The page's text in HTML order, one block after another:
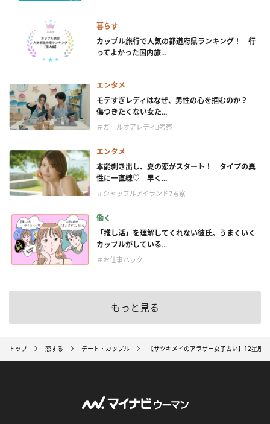
暮らす
カップル旅行で人気の都道府県ランキング！ 行
ってよかった国内旅...
エンタメ
モテすぎレディはなぜ、男性の心を掴むのか？
傷つきたくない女た...
＃ガールオアレディ3考察
エンタメ
本能剥き出し、夏の恋がスタート！ タイプの異
性に一直線♡ 早く...
＃シャッフルアイランド7考察
働く
「推し活」を理解してくれない彼氏。うまくいく
カップルがしている...
＃お仕事ハック
もっと見る
トップ 恋する デート・カップル 【サツキメイのアラサー女子占い】12星座